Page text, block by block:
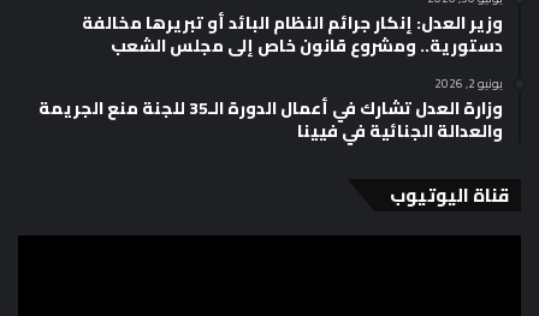
وزير العدل: إنكار جرائم النظام البائد أو تبريرها مخالفة
دستورية.. ومشروع قانون خاص إلى مجلس الشعب
يونيو 2, 2026
وزارة العدل تشارك في أعمال الدورة الـ35 للجنة منع الجريمة
والعدالة الجنائية في فيينا
قناة اليوتيوب